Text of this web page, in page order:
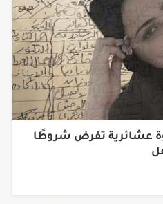
عشائرية تفرض شروطًا